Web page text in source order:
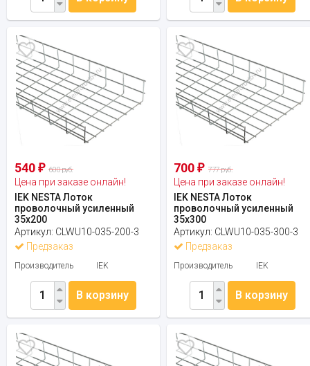
540 ₽ 600 руб.
Цена при заказе онлайн!
IEK NESTA Лоток
проволочный усиленный
35х200
Артикул: CLWU10-035-200-3
Предзаказ
Производитель IEK
В корзину
700₽ 777 руб.
Цена при заказе онлайн!
IEK NESTA Лоток
проволочный усиленный
35х300
Артикул: CLWU10-035-300-3
Предзаказ
Производитель IEK
В корзину